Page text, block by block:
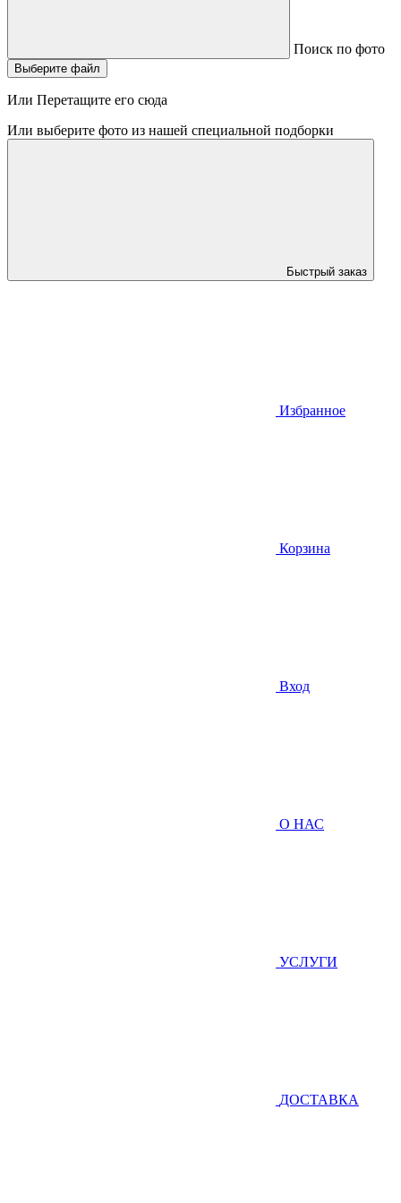
Поиск по фото
Выберите файл
Или Перетащите его сюда
Или выберите фото из нашей специальной подборки
Быстрый заказ
Избранное
Корзина
Вход
О НАС
УСЛУГИ
ДОСТАВКА